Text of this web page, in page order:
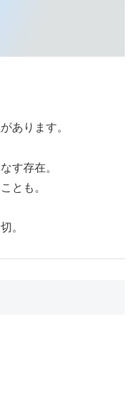
あります。
す存在。
とも。
。